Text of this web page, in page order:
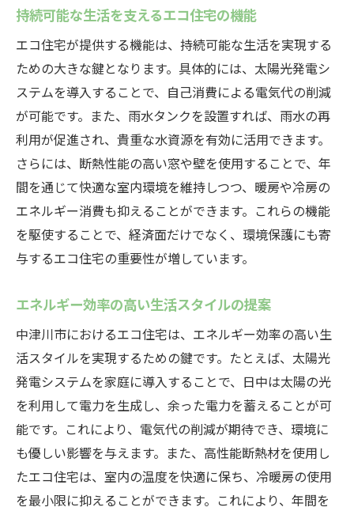
持続可能な生活を支えるエコ住宅の機能
エコ住宅が提供する機能は、持続可能な生活を実現する
ための大きな鍵となります。具体的には、太陽光発電シ
ステムを導入することで、自己消費による電気代の削減
が可能です。また、雨水タンクを設置すれば、雨水の再
利用が促進され、貴重な水資源を有効に活用できます。
さらには、断熱性能の高い窓や壁を使用することで、年
間を通じて快適な室内環境を維持しつつ、暖房や冷房の
エネルギー消費も抑えることができます。これらの機能
を駆使することで、経済面だけでなく、環境保護にも寄
与するエコ住宅の重要性が増しています。
エネルギー効率の高い生活スタイルの提案
中津川市におけるエコ住宅は、エネルギー効率の高い生
活スタイルを実現するための鍵です。たとえば、太陽光
発電システムを家庭に導入することで、日中は太陽の光
を利用して電力を生成し、余った電力を蓄えることが可
能です。これにより、電気代の削減が期待でき、環境に
も優しい影響を与えます。また、高性能断熱材を使用し
たエコ住宅は、室内の温度を快適に保ち、冷暖房の使用
を最小限に抑えることができます。これにより、年間を